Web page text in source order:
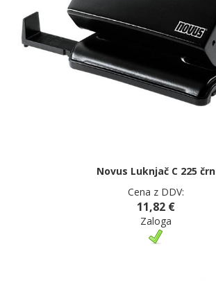
Novus Luknjač C 225 črn
Cena z DDV:
11,82 €
Zaloga